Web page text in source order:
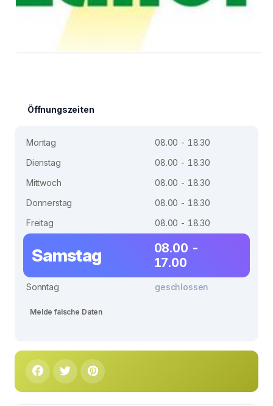
Öffnungszeiten
Montag
08.00 - 18.30
Dienstag
08.00 - 18.30
Mittwoch
08.00 - 18.30
Donnerstag
08.00 - 18.30
Freitag
08.00 - 18.30
Samstag
08.00 -
17.00
Sonntag geschlossen
Melde falsche Daten